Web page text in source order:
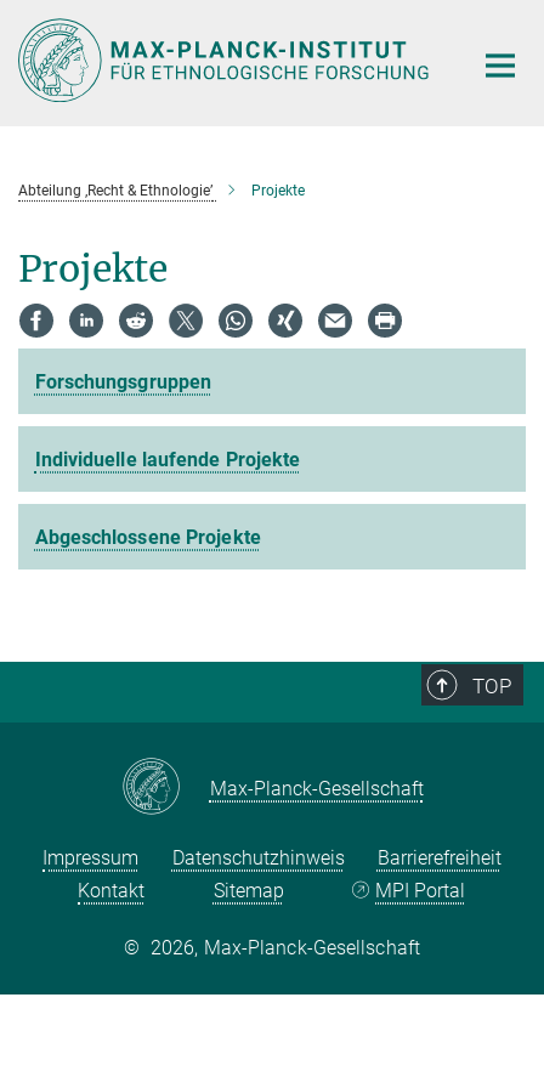
Hauptinhalt
Abteilung ‚Recht & Ethnologie’ Projekte
Projekte
Forschungsgruppen
Individuelle laufende Projekte
Abgeschlossene Projekte
TOP
Max-Planck-Gesellschaft
Impressum Datenschutzhinweis
Barrierefreiheit
Kontakt
Sitemap MPI Portal
© 2026, Max-Planck-Gesellschaft